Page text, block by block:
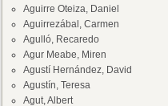
Aguirre Oteiza, Daniel
Aguirrezábal, Carmen
Agulló, Recaredo
Agur Meabe, Miren
Agustí Hernández, David
Agustín, Teresa
Agut, Albert